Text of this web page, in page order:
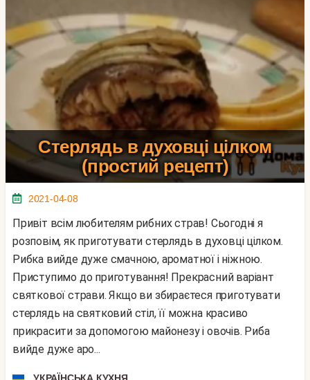
Стерлядь в духовці цілком
(простий рецепт)
2021-04-08
Привіт всім любителям рибних страв! Сьогодні я
розповім, як приготувати стерлядь в духовці цілком.
Рибка вийде дуже смачною, ароматної і ніжною.
Приступимо до приготування! Прекрасний варіант
святкової страви. Якщо ви збираєтеся приготувати
стерлядь на святковий стіл, її можна красиво
прикрасити за допомогою майонезу і овочів. Риба
вийде дуже аро...
УКРАЇНСЬКА КУХНЯ